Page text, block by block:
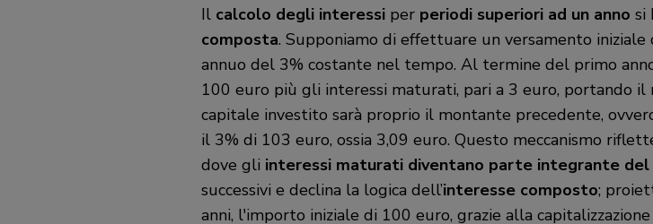
Il calcolo degli interessi per periodi superiori ad un anno si
composta. Supponiamo di effettuare un versamento iniziale
annuo del 3% costante nel tempo. Al termine del primo
100 euro più gli interessi maturati, pari a 3 euro, portando il
capitale investito sarà proprio il montante precedente,
il 3% di 103 euro, ossia 3,09 euro. Questo meccanismo
dove gli interessi maturati diventano parte integrante
successivi e declina la logica dell’interesse composto;
anni, l'importo iniziale di 100 euro, grazie alla